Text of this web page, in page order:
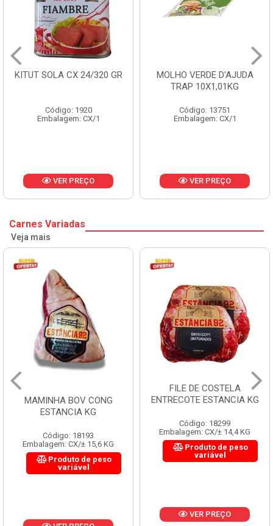
GR
MOLHO VERDE D'AJUDA
Código: 13751
Embalagem: CX/1
VER PREÇO
FRUTAS
CX 10KG
Código: 1785
Embalagem: KG/10
VER PREÇO
Carnes Variadas
Veja mais
MAMINHA BOV CONG
ESTANCIA KG
Código: 18193
Embalagem: CX/± 15,6 KG
Produto de peso
variável
FILE DE COSTELA
ENTRECOTE ESTANCIA KG
Código: 18299
Embalagem: CX/± 14,4 KG
Produto de peso
variável
VER PREÇO